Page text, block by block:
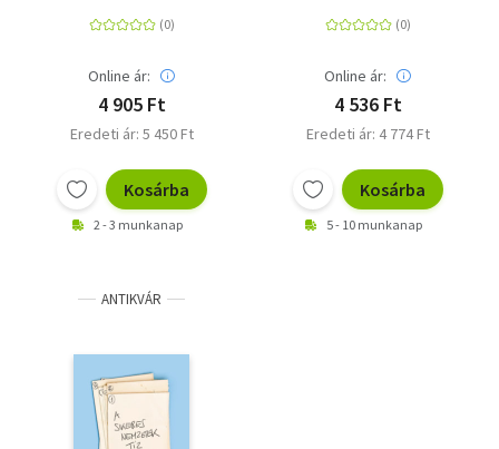
Online ár:
4 905 Ft
Eredeti ár: 5 450 Ft
Kosárba
2 - 3 munkanap
Online ár:
4 536 Ft
Eredeti ár: 4 774 Ft
Kosárba
5 - 10 munkanap
ANTIKVÁR